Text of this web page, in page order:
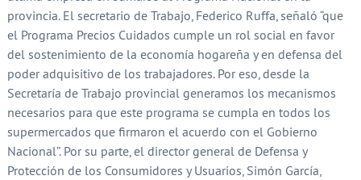
provincia. El secretario de Trabajo, Federico Ruffa, señaló “que
el Programa Precios Cuidados cumple un rol social en favor
del sostenimiento de la economía hogareña y en defensa del
poder adquisitivo de los trabajadores. Por eso, desde la
Secretaría de Trabajo provincial generamos los mecanismos
necesarios para que este programa se cumpla en todos los
supermercados que firmaron el acuerdo con el Gobierno
Nacional”. Por su parte, el director general de Defensa y
Protección de los Consumidores y Usuarios, Simón García,